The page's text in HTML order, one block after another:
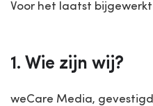
Voor het laatst
1. Wie zijn wij?
weCare Media, gevestigd